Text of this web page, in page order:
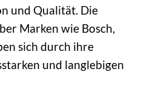
und Qualität. Die
Marken wie Bosch,
sich durch ihre
und langlebigen